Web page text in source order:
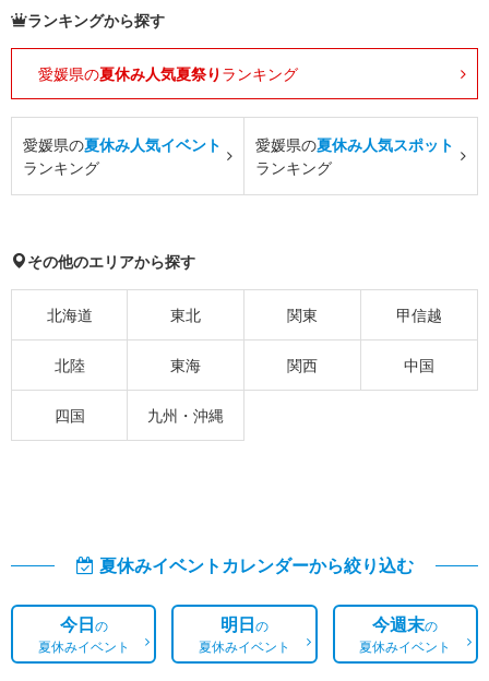
ランキングから探す
愛媛県の夏休み人気夏祭り ランキング
愛媛県の夏休み人気イベント
ランキング
愛媛県の夏休み人気スポット
ランキング
その他のエリアから探す
北海道 東北 関東 甲信越
北陸 東海 関西 中国
四国 九州・沖縄
夏休みイベントカレンダーから絞り込む
今日の
夏休みイベント
明日の
夏休みイベント
今週末の
夏休みイベント